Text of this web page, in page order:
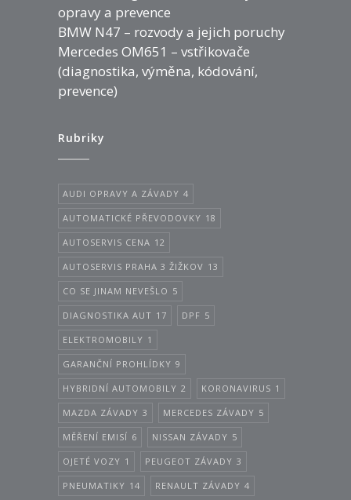
opravy a prevence
BMW N47 – rozvody a jejich poruchy
Mercedes OM651 – vstřikovače
(diagnostika, výměna, kódování,
prevence)
Rubriky
AUDI OPRAVY A ZÁVADY 4
AUTOMATICKÉ PŘEVODOVKY 18
AUTOSERVIS CENA 12
AUTOSERVIS PRAHA 3 ŽIŽKOV 13
CO SE JINAM NEVEŠLO 5
DIAGNOSTIKA AUT 17 DPF 5
ELEKTROMOBILY 1
GARANČNÍ PROHLÍDKY 9
HYBRIDNÍ AUTOMOBILY 2 KORONAVIRUS 1
MAZDA ZÁVADY 3 MERCEDES ZÁVADY 5
MĚŘENÍ EMISÍ 6 NISSAN ZÁVADY 5
OJETÉ VOZY 1 PEUGEOT ZÁVADY 3
PNEUMATIKY 14 RENAULT ZÁVADY 4